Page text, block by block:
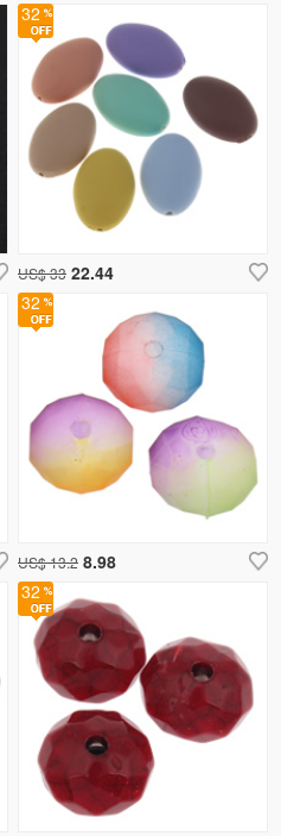
32
US$ 33 22.44
32
32
US$ 13.2 8.98